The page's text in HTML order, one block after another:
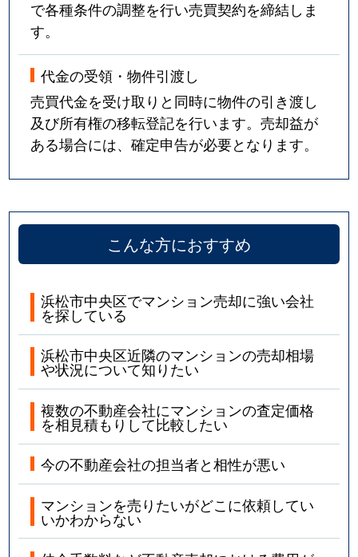
で各種条件の調整を行い売買契約を締結しま
す。
代金の受領・物件引渡し
売買代金を受け取りと同時に物件の引き渡し
及び所有権の移転登記を行います。売却益が
ある場合には、確定申告が必要となります。
こんな方におすすめ
浜松市中央区でマンション売却に強い会社
を探している
浜松市中央区近隣のマンションの売却相場
や状況について知りたい
複数の不動産会社にマンションの査定価格
を相見積もりして比較したい
今の不動産会社の担当者と相性が悪い
マンションを売りたいがどこに依頼してい
いかわからない